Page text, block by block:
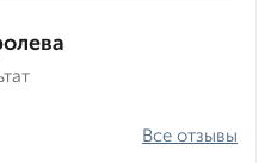
Все отзывы